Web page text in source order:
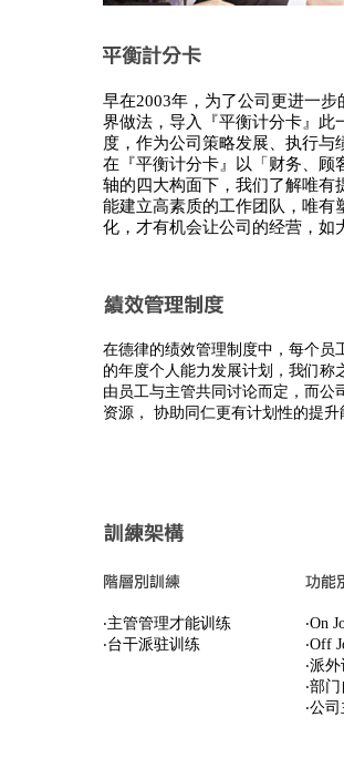
早在2003年，为了公司更进一
界做法，导入『平衡计分卡』此
度，作为公司策略发展、执行与
在『平衡计分卡』以「财务、顾
轴的四大构面下，我们了解唯有
能建立高素质的工作团队，唯有
化，才有机会让公司的经营，如
在德律的绩效管理制度中，每个员
的年度个人能力发展计划，我们称
由员工与主管共同讨论而定，而公
资源， 协助同仁更有计划性的提升
‧主管管理才能训练
‧台干派驻训练
‧On
‧Off
‧派
‧部
‧公